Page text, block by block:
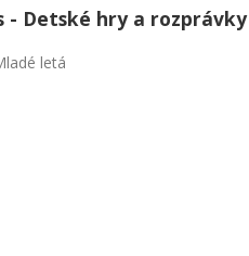
- Detské hry a rozprávky
letá